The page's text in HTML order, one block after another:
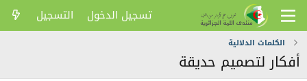
تسجيل الدخول التسجيل
الكلمات الدلالية
أفكار لتصميم حديقة